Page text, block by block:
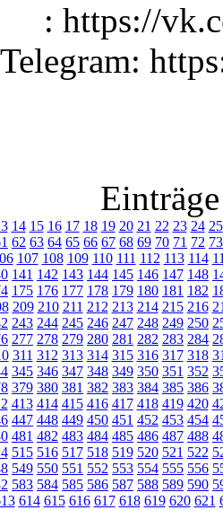
: https://
Telegram:
14 15 16 17 18 19 20 21 22 23 24 25
62 63 64 65 66 67 68 69 70 71 72 73
107 108 109 110 111 112 113 114
141 142 143 144 145 146 147 148
175 176 177 178 179 180 181 182
209 210 211 212 213 214 215 216
243 244 245 246 247 248 249 250
277 278 279 280 281 282 283 284
311 312 313 314 315 316 317 318
345 346 347 348 349 350 351 352
379 380 381 382 383 384 385 386
413 414 415 416 417 418 419 420
447 448 449 450 451 452 453 454
481 482 483 484 485 486 487 488
515 516 517 518 519 520 521 522
549 550 551 552 553 554 555 556
583 584 585 586 587 588 589 590
614 615 616 617 618 619 620 621